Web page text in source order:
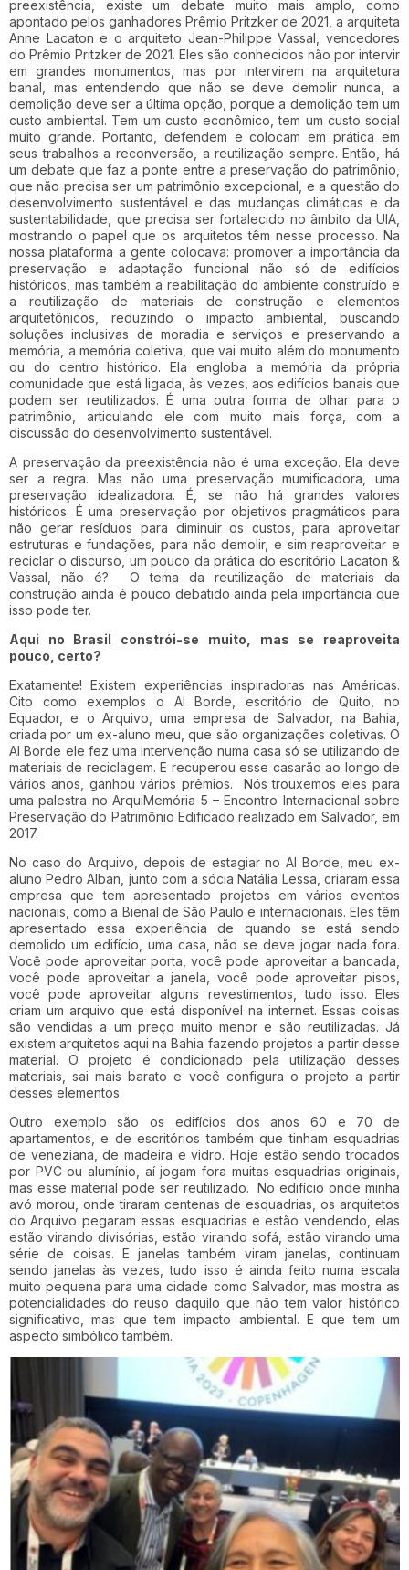
preexistência, existe um debate muito mais amplo, como
apontado pelos ganhadores Prêmio Pritzker de 2021, a arquiteta
Anne Lacaton e o arquiteto Jean-Philippe Vassal, vencedores
do Prêmio Pritzker de 2021. Eles são conhecidos não por intervir
em grandes monumentos, mas por intervirem na arquitetura
banal, mas entendendo que não se deve demolir nunca, a
demolição deve ser a última opção, porque a demolição tem um
custo ambiental. Tem um custo econômico, tem um custo social
muito grande. Portanto, defendem e colocam em prática em
seus trabalhos a reconversão, a reutilização sempre. Então, há
um debate que faz a ponte entre a preservação do patrimônio,
que não precisa ser um patrimônio excepcional, e a questão do
desenvolvimento sustentável e das mudanças climáticas e da
sustentabilidade, que precisa ser fortalecido no âmbito da UIA,
mostrando o papel que os arquitetos têm nesse processo. Na
nossa plataforma a gente colocava: promover a importância da
preservação e adaptação funcional não só de edifícios
históricos, mas também a reabilitação do ambiente construído e
a reutilização de materiais de construção e elementos
arquitetônicos, reduzindo o impacto ambiental, buscando
soluções inclusivas de moradia e serviços e preservando a
memória, a memória coletiva, que vai muito além do monumento
ou do centro histórico. Ela engloba a memória da própria
comunidade que está ligada, às vezes, aos edifícios banais que
podem ser reutilizados. É uma outra forma de olhar para o
patrimônio, articulando ele com muito mais força, com a
discussão do desenvolvimento sustentável.
A preservação da preexistência não é uma exceção. Ela deve
ser a regra. Mas não uma preservação mumificadora, uma
preservação idealizadora. É, se não há grandes valores
históricos. É uma preservação por objetivos pragmáticos para
não gerar resíduos para diminuir os custos, para aproveitar
estruturas e fundações, para não demolir, e sim reaproveitar e
reciclar o discurso, um pouco da prática do escritório Lacaton &
Vassal, não é? O tema da reutilização de materiais da
construção ainda é pouco debatido ainda pela importância que
isso pode ter.
Aqui no Brasil constrói-se muito, mas se reaproveita
pouco, certo?
Exatamente! Existem experiências inspiradoras nas Américas.
Cito como exemplos o Al Borde, escritório de Quito, no
Equador, e o Arquivo, uma empresa de Salvador, na Bahia,
criada por um ex-aluno meu, que são organizações coletivas. O
Al Borde ele fez uma intervenção numa casa só se utilizando de
materiais de reciclagem. E recuperou esse casarão ao longo de
vários anos, ganhou vários prêmios. Nós trouxemos eles para
uma palestra no ArquiMemória 5 – Encontro Internacional sobre
Preservação do Patrimônio Edificado realizado em Salvador, em
2017.
No caso do Arquivo, depois de estagiar no Al Borde, meu ex-
aluno Pedro Alban, junto com a sócia Natália Lessa, criaram essa
empresa que tem apresentado projetos em vários eventos
nacionais, como a Bienal de São Paulo e internacionais. Eles têm
apresentado essa experiência de quando se está sendo
demolido um edifício, uma casa, não se deve jogar nada fora.
Você pode aproveitar porta, você pode aproveitar a bancada,
você pode aproveitar a janela, você pode aproveitar pisos,
você pode aproveitar alguns revestimentos, tudo isso. Eles
criam um arquivo que está disponível na internet. Essas coisas
são vendidas a um preço muito menor e são reutilizadas. Já
existem arquitetos aqui na Bahia fazendo projetos a partir desse
material. O projeto é condicionado pela utilização desses
materiais, sai mais barato e você configura o projeto a partir
desses elementos.
Outro exemplo são os edifícios dos anos 60 e 70 de
apartamentos, e de escritórios também que tinham esquadrias
de veneziana, de madeira e vidro. Hoje estão sendo trocados
por PVC ou alumínio, aí jogam fora muitas esquadrias originais,
mas esse material pode ser reutilizado. No edifício onde minha
avó morou, onde tiraram centenas de esquadrias, os arquitetos
do Arquivo pegaram essas esquadrias e estão vendendo, elas
estão virando divisórias, estão virando sofá, estão virando uma
série de coisas. E janelas também viram janelas, continuam
sendo janelas às vezes, tudo isso é ainda feito numa escala
muito pequena para uma cidade como Salvador, mas mostra as
potencialidades do reuso daquilo que não tem valor histórico
significativo, mas que tem impacto ambiental. E que tem um
aspecto simbólico também.